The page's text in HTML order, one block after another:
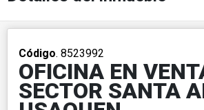
Código. 8523992
OFICINA EN
SECTOR SANTA